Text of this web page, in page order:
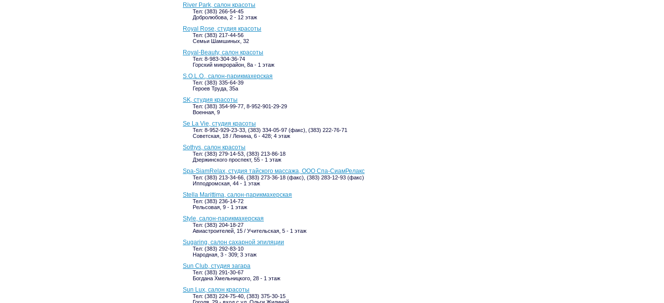
River Park, салон красоты
Тел: (383) 266-54-45
Добролюбова, 2 - 12 этаж
Royal Rose, студия красоты
Тел: (383) 217-44-56
Семьи Шамшиных, 32
Royal-Beauty, салон красоты
Тел: 8-983-304-36-74
Горский микрорайон, 8а - 1 этаж
S.O.L.O., салон-парикмахерская
Тел: (383) 335-64-39
Героев Труда, 35а
SK, студия красоты
Тел: (383) 354-99-77, 8-952-901-29-29
Военная, 9
Se La Vie, студия красоты
Тел: 8-952-929-23-33, (383) 334-05-97 (факс), (383) 222-76-71
Советская, 18 / Ленина, 6 - 428; 4 этаж
Sothys, салон красоты
Тел: (383) 279-14-53, (383) 213-86-18
Дзержинского проспект, 55 - 1 этаж
Spa-SiamRelax, студия тайского массажа, ООО Спа-СиамРелакс
Тел: (383) 213-34-66, (383) 273-36-18 (факс), (383) 283-12-93 (факс)
Ипподромская, 44 - 1 этаж
Stella Marittima, салон-парикмахерская
Тел: (383) 236-14-72
Рельсовая, 9 - 1 этаж
Style, салон-парикмахерская
Тел: (383) 204-18-27
Авиастроителей, 15 / Учительская, 5 - 1 этаж
Sugaring, салон сахарной эпиляции
Тел: (383) 292-83-10
Народная, 3 - 309; 3 этаж
Sun Club, студия загара
Тел: (383) 291-30-67
Богдана Хмельницкого, 28 - 1 этаж
Sun Lux, салон красоты
Тел: (383) 224-75-40, (383) 375-30-15